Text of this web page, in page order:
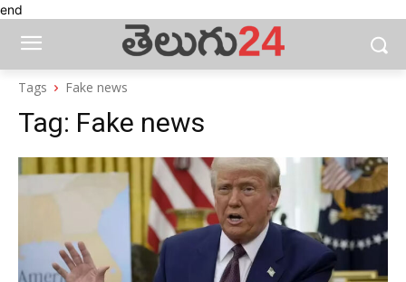
end
Tags Fake news
Tag: Fake news